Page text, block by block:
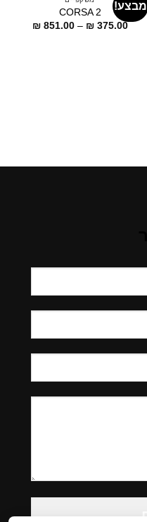
מבצע!
CORSA 2
₪375.00
–
₪851.00